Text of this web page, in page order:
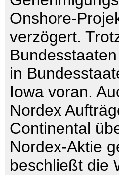
Onshore-
verzögert.
in
Iowa voran.
Nordex
Continental
Nordex-Aktie
beschließt die